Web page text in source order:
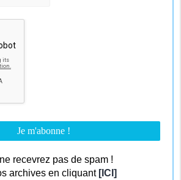
recevrez pas de spam !
archives en cliquant [ICI]